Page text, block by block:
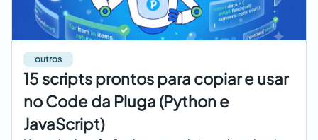
outros
15 scripts prontos para copiar e usar
no Code da Pluga (Python e
JavaScript)